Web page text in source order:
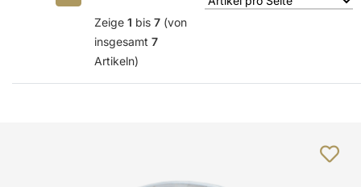
Zeige 1 bis 7 (von
insgesamt 7
Artikeln)